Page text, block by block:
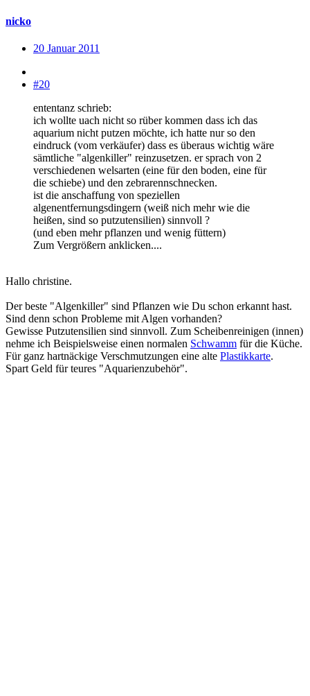
nicko
20 Januar 2011
#20
ententanz schrieb:
ich wollte uach nicht so rüber kommen dass ich das
aquarium nicht putzen möchte, ich hatte nur so den
eindruck (vom verkäufer) dass es überaus wichtig wäre
sämtliche "algenkiller" reinzusetzen. er sprach von 2
verschiedenen welsarten (eine für den boden, eine für
die schiebe) und den zebrarennschnecken.
ist die anschaffung von speziellen
algenentfernungsdingern (weiß nich mehr wie die
heißen, sind so putzutensilien) sinnvoll ?
(und eben mehr pflanzen und wenig füttern)
Zum Vergrößern anklicken....
Hallo christine.
Der beste "Algenkiller" sind Pflanzen wie Du schon erkannt hast.
Sind denn schon Probleme mit Algen vorhanden?
Gewisse Putzutensilien sind sinnvoll. Zum Scheibenreinigen (innen)
nehme ich Beispielsweise einen normalen Schwamm für die Küche.
Für ganz hartnäckige Verschmutzungen eine alte Plastikkarte.
Spart Geld für teures "Aquarienzubehör".